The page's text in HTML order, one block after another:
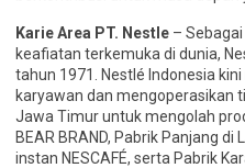
Karie Area PT. Nestle –
keafiatan terkemuka di dunia,
tahun 1971. Nestlé Indonesia
karyawan dan mengoperasikan
Jawa Timur untuk mengolah
BEAR BRAND, Pabrik Panjang
instan NESCAFÉ, serta Pabrik